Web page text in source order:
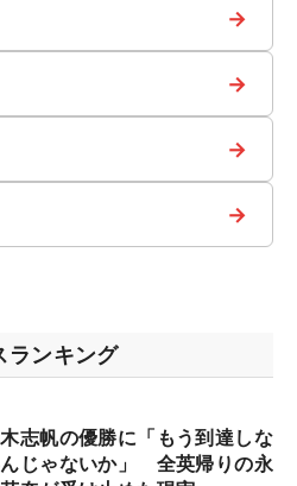
→
→
→
→
ランキング
志帆の優勝に「もう到達しな
じゃないか」 全英帰りの永